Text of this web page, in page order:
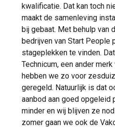
kwalificatie. Dat kan toch
maakt de samenleving
bij gebaat. Met behulp van
bedrijven van Start People
stageplekken te vinden.
Technicum, een ander
hebben we zo voor
geregeld. Natuurlijk is dat
aanbod aan goed
minder en wij blijven ze
zomer gaan we ook de